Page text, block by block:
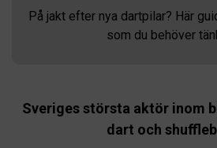
På jakt efter nya dartpilar? Här
som du behöver
Sveriges största aktör inom
dart och